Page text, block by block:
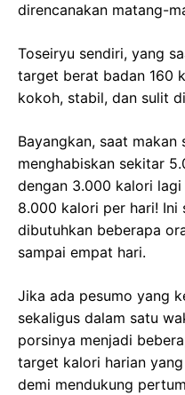
direncanakan matang-
Toseiryu sendiri, yang
target berat badan 160
kokoh, stabil, dan sulit
Bayangkan, saat makan
menghabiskan sekitar
dengan 3.000 kalori
8.000 kalori per hari! Ini
dibutuhkan beberapa
sampai empat hari.
Jika ada pesumo yang
sekaligus dalam satu
porsinya menjadi
target kalori harian
demi mendukung